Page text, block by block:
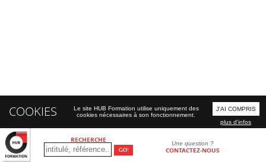
RECHERCHE Une question ?
CONTACTEZ-NOUS
COOKIES
Le site HUB Formation utilise uniquement des
cookies nécessaires à son fonctionnement.
J'AI COMPRIS
plus d'infos